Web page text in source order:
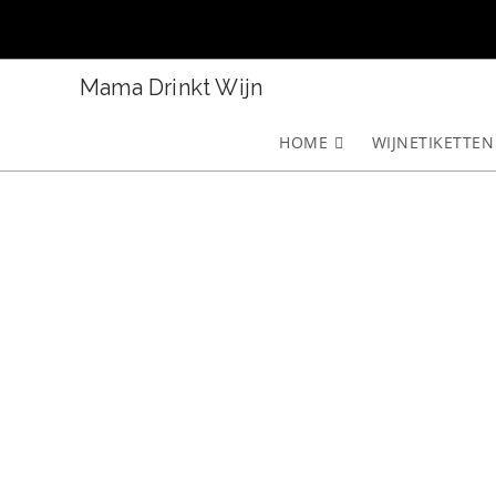
Mama Drinkt Wijn
HOME WIJNETIKETTEN